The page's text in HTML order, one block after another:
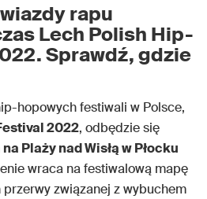
rapu
Lech Polish Hip-
Sprawdź, gdzie
hopowych festiwali w Polsce,
2022, odbędzie się
na Plaży nad Wisłą w Płocku
wraca na festiwalową mapę
związanej z wybuchem